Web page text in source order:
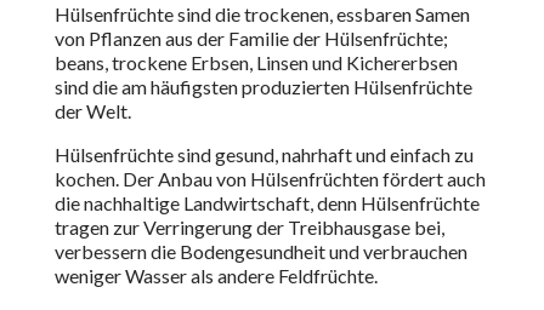
Hülsenfrüchte sind die trockenen, essbaren Samen
von Pflanzen aus der Familie der Hülsenfrüchte;
beans, trockene Erbsen, Linsen und Kichererbsen
sind die am häufigsten produzierten Hülsenfrüchte
der Welt.
Hülsenfrüchte sind gesund, nahrhaft und einfach zu
kochen. Der Anbau von Hülsenfrüchten fördert auch
die nachhaltige Landwirtschaft, denn Hülsenfrüchte
tragen zur Verringerung der Treibhausgase bei,
verbessern die Bodengesundheit und verbrauchen
weniger Wasser als andere Feldfrüchte.